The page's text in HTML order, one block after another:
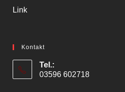
Link
Kontakt
Tel.:
03596 602718